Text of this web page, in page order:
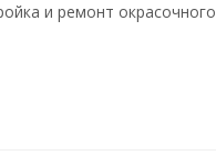
и ремонт окрасочного